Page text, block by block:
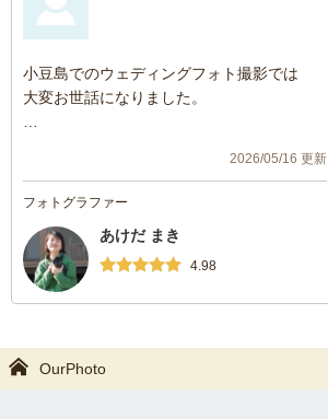
小豆島でのウェディングフォト撮影では
大変お世話になりました。
快く引き受けてくださり、本当にありがと
うございました！
撮影に慣れていない私たちは、要望もうま
く言葉にできず、「自分たちが本当に納得
できる形で残せるだろうか」と不安もあり
うな写真にしたいのかを具体的にイメージ
2026/05/16 更新
フォトグラファー
あけだ まき
4.98
OurPhoto